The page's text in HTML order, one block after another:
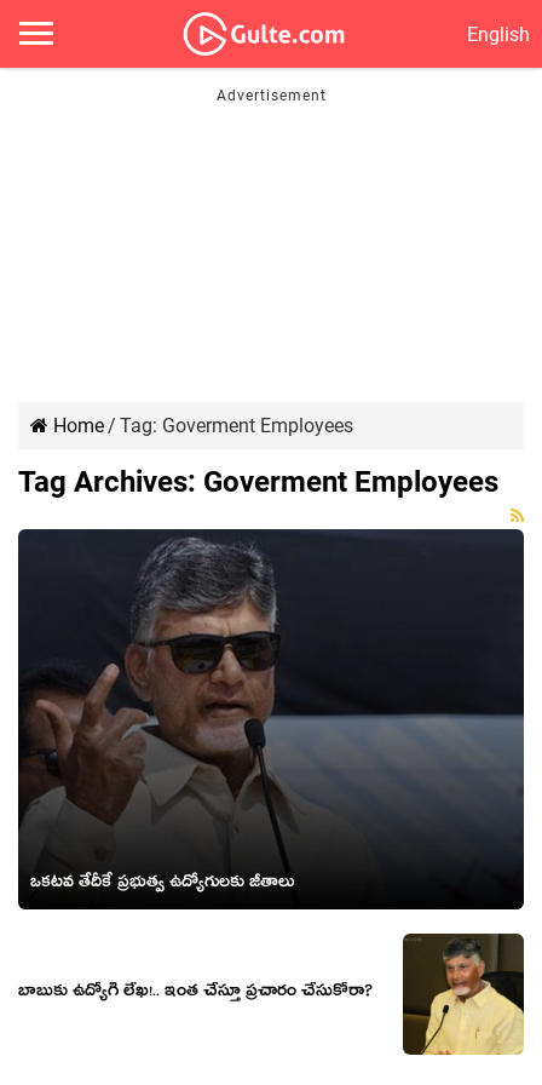
English
Home/ Tag: Goverment Employees
Tag Archives: Goverment Employees
ఒకటవ తేదీకే ప్రభుత్వ ఉద్యోగులకు జీతాలు
బాబుకు ఉద్యోగి లేఖ!.. ఇంత చేస్తూ ప్రచారం చేసుకోరా?